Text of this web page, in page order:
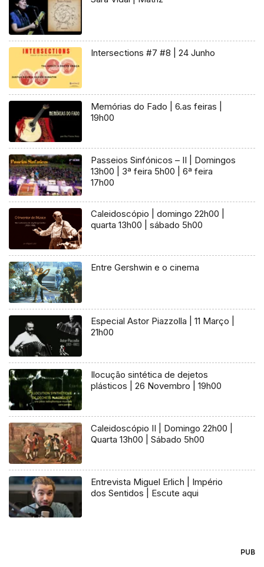
Intersections #7 #8 | 24 Junho
Memórias do Fado | 6.as feiras |
19h00
Passeios Sinfónicos – II | Domingos
13h00 | 3ª feira 5h00 | 6ª feira
17h00
Caleidoscópio | domingo 22h00 |
quarta 13h00 | sábado 5h00
Entre Gershwin e o cinema
Especial Astor Piazzolla | 11 Março |
21h00
Ilocução sintética de dejetos
plásticos | 26 Novembro | 19h00
Caleidoscópio II | Domingo 22h00 |
Quarta 13h00 | Sábado 5h00
Entrevista Miguel Erlich | Império
dos Sentidos | Escute aqui
PUB